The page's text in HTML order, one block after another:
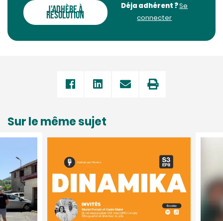
J'ADHÈRE À
RÉSOLUTION
Déja adhérent ?Se
connecter
Sur le même sujet